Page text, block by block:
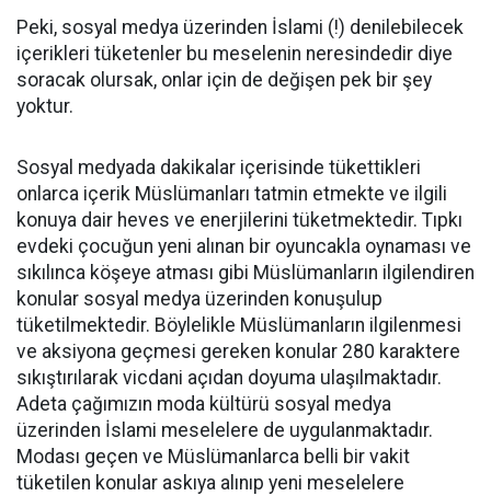
Peki, sosyal medya üzerinden İslami (!) denilebilecek
içerikleri tüketenler bu meselenin neresindedir diye
soracak olursak, onlar için de değişen pek bir şey
yoktur.
Sosyal medyada dakikalar içerisinde tükettikleri
onlarca içerik Müslümanları tatmin etmekte ve ilgili
konuya dair heves ve enerjilerini tüketmektedir. Tıpkı
evdeki çocuğun yeni alınan bir oyuncakla oynaması ve
sıkılınca köşeye atması gibi Müslümanların ilgilendiren
konular sosyal medya üzerinden konuşulup
tüketilmektedir. Böylelikle Müslümanların ilgilenmesi
ve aksiyona geçmesi gereken konular 280 karaktere
sıkıştırılarak vicdani açıdan doyuma ulaşılmaktadır.
Adeta çağımızın moda kültürü sosyal medya
üzerinden İslami meselelere de uygulanmaktadır.
Modası geçen ve Müslümanlarca belli bir vakit
tüketilen konular askıya alınıp yeni meselelere